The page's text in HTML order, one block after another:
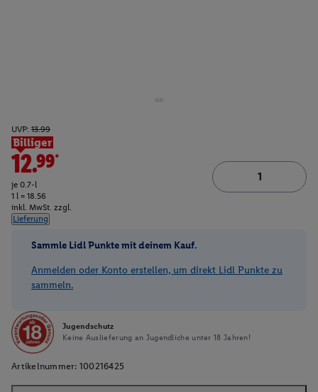
UVP: 13.99
Billiger
12.99*
je 0.7-l
1 l = 18.56
inkl. MwSt. zzgl.
Lieferung
Sammle Lidl Punkte mit deinem Kauf.
Anmelden oder Konto erstellen, um direkt Lidl Punkte zu
sammeln.
Jugendschutz
Keine Auslieferung an Jugendliche unter 18 Jahren!
Artikelnummer: 100216425